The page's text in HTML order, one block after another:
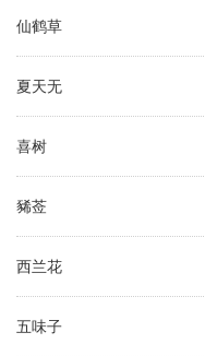
仙鹤草
夏天无
喜树
豨莶
西兰花
五味子